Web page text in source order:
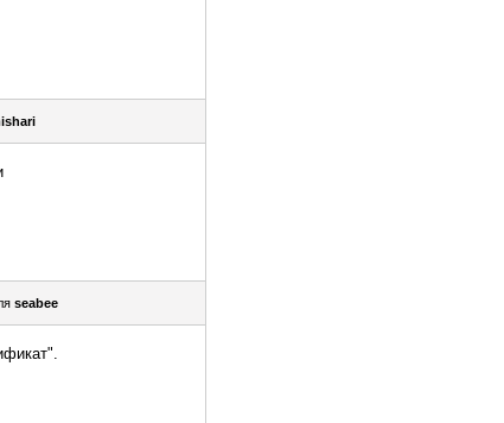
seabee